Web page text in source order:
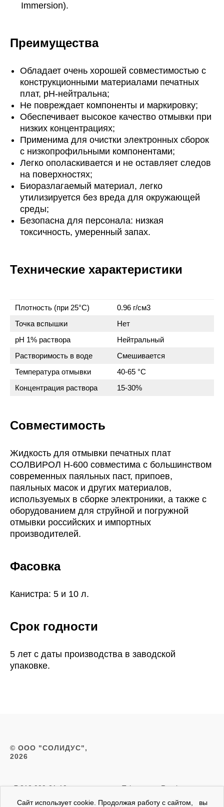
Immersion).
Преимущества
Обладает очень хорошей совместимостью с
конструкционными материалами печатных
плат, pH-нейтральна;
Не повреждает компоненты и маркировку;
Обеспечивает высокое качество отмывки при
низких концентрациях;
Применима для очистки электронных сборок
с низкопрофильными компонентами;
Легко ополаскивается и не оставляет следов
на поверхностях;
Биоразлагаемый материал, легко
утилизируется без вреда для окружающей
среды;
Безопасна для персонала: низкая
токсичность, умеренный запах.
Технические характеристики
Плотность (при 25°C)
0.96 г/см3
Точка вспышки
Нет
pH 1% раствора
Нейтральный
Растворимость в воде
Смешивается
Температура отмывки
40-65 °C
Концентрация раствора
15-30%
Совместимость
Жидкость для отмывки печатных плат
СОЛВИРОЛ Н-600 совместима с большинством
современных паяльных паст, припоев,
паяльных масок и других материалов,
используемых в сборке электроники, а также с
оборудованием для струйной и погружной
отмывки российских и импортных
производителей.
Фасовка
Канистра: 5 и 10 л.
Срок годности
5 лет с даты производства в заводской
упаковке.
© ООО "СОЛИДУС",
2026
+7 812 999-21-19
zakaz@slds.ru
Telegram
Rutube
Сайт использует cookie. Продолжая работу с сайтом, вы